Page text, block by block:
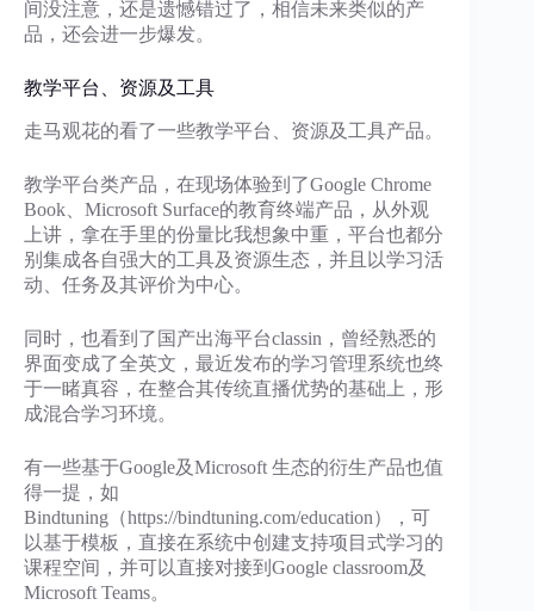
间没注意，还是遗憾错过了，相信未来类似的产
品，还会进一步爆发。
教学平台、资源及工具
走马观花的看了一些教学平台、资源及工具产品。
教学平台类产品，在现场体验到了Google Chrome
Book、Microsoft Surface的教育终端产品，从外观
上讲，拿在手里的份量比我想象中重，平台也都分
别集成各自强大的工具及资源生态，并且以学习活
动、任务及其评价为中心。
同时，也看到了国产出海平台classin，曾经熟悉的
界面变成了全英文，最近发布的学习管理系统也终
于一睹真容，在整合其传统直播优势的基础上，形
成混合学习环境。
有一些基于Google及Microsoft 生态的衍生产品也值
得一提，如
Bindtuning（https://bindtuning.com/education），可
以基于模板，直接在系统中创建支持项目式学习的
课程空间，并可以直接对接到Google classroom及
Microsoft Teams。